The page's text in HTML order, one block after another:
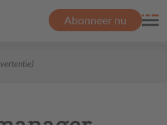
Abonneer nu